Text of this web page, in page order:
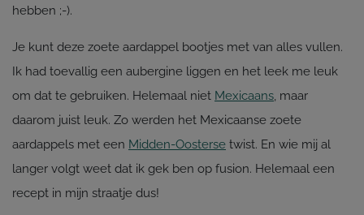
hebben ;-).
Je kunt deze zoete aardappel bootjes met van alles vullen.
Ik had toevallig een aubergine liggen en het leek me leuk
om dat te gebruiken. Helemaal niet Mexicaans, maar
daarom juist leuk. Zo werden het Mexicaanse zoete
aardappels met een Midden-Oosterse twist. En wie mij al
langer volgt weet dat ik gek ben op fusion. Helemaal een
recept in mijn straatje dus!